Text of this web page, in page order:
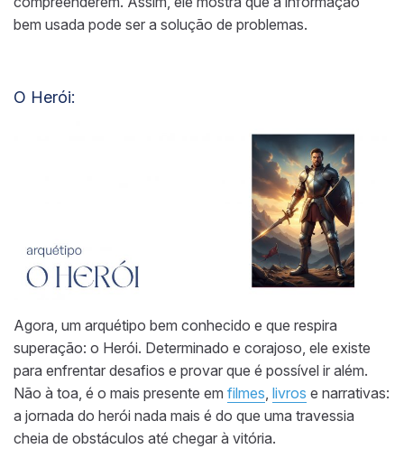
bem usada pode ser a solução de problemas.
O Herói:
Agora, um arquétipo bem conhecido e que respira
superação: o Herói. Determinado e corajoso, ele existe
para enfrentar desafios e provar que é possível ir além.
Não à toa, é o mais presente em filmes, livros e narrativas:
a jornada do herói nada mais é do que uma travessia
cheia de obstáculos até chegar à vitória.